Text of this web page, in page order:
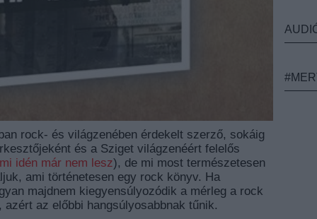
rock- és világzenében érdekelt szerző, sokáig
és a Sziget világzenéért felelős
idén már nem lesz), de mi most természetesen
ami történetesen egy rock könyv. Ha
majdnem kiegyensúlyozódik a mérleg a rock
az előbbi hangsúlyosabbnak tűnik.